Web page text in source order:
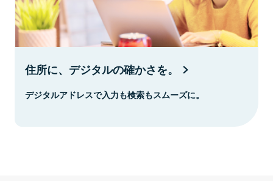
住所に、デジタルの確かさを。
デジタルアドレスで入力も検索もスムーズに。